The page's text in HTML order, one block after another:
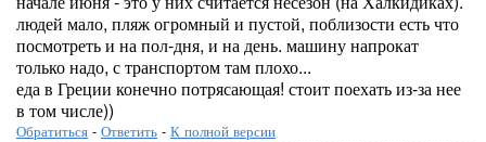
людей мало, пляж огромный и пустой, поблизости есть что
посмотреть и на пол-дня, и на день. машину напрокат
только надо, с транспортом там плохо...
еда в Греции конечно потрясающая! стоит поехать из-за нее
в том числе))
Обратиться - Ответить - К полной версии